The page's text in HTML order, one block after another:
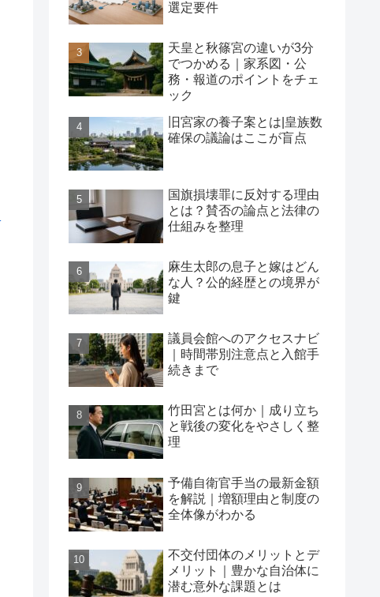
選定要件
天皇と秋篠宮の違いが3分
でつかめる｜家系図・公
務・報道のポイントをチェ
ック
旧宮家の養子案とは|皇族数
確保の議論はここが盲点
国旗損壊罪に反対する理由
とは？賛否の論点と法律の
仕組みを整理
麻生太郎の息子と嫁はどん
な人？公的経歴との境界が
鍵
議員会館へのアクセスナビ
｜時間帯別注意点と入館手
続きまで
竹田宮とは何か｜成り立ち
と戦後の変化をやさしく整
理
予備自衛官手当の最新金額
を解説｜増額理由と制度の
全体像がわかる
不交付団体のメリットとデ
メリット｜豊かな自治体に
潜む意外な課題とは